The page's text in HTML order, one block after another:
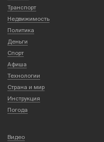
Транспорт
Недвижимость
Политика
Деньги
Спорт
Афиша
Технологии
Страна и мир
Инструкция
Погода
Видео